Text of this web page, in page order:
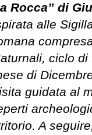
Rocca” di
alle
ciclo
di
guidata al
A